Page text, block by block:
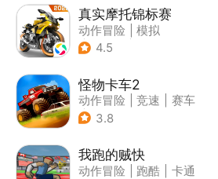
真实摩托锦标赛
动作冒险
模拟
| 摩托车
4.5
怪物卡车2
动作冒险 竞速
赛车
| 卡通
3.8
我跑的贼快
动作冒险 跑酷
卡通